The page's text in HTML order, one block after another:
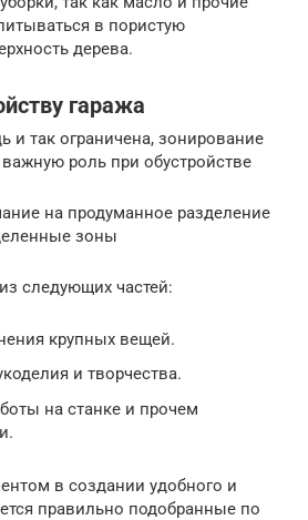
в пористую
дерева.
гаража
и так ограничена, зонирование
важную роль при обустройстве
на продуманное разделение
зоны
следующих частей:
крупных вещей.
и творчества.
на станке и прочем
в создании удобного и
правильно подобранные по